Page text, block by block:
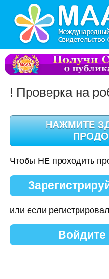
! Проверка на
Чтобы НЕ проходить
или если